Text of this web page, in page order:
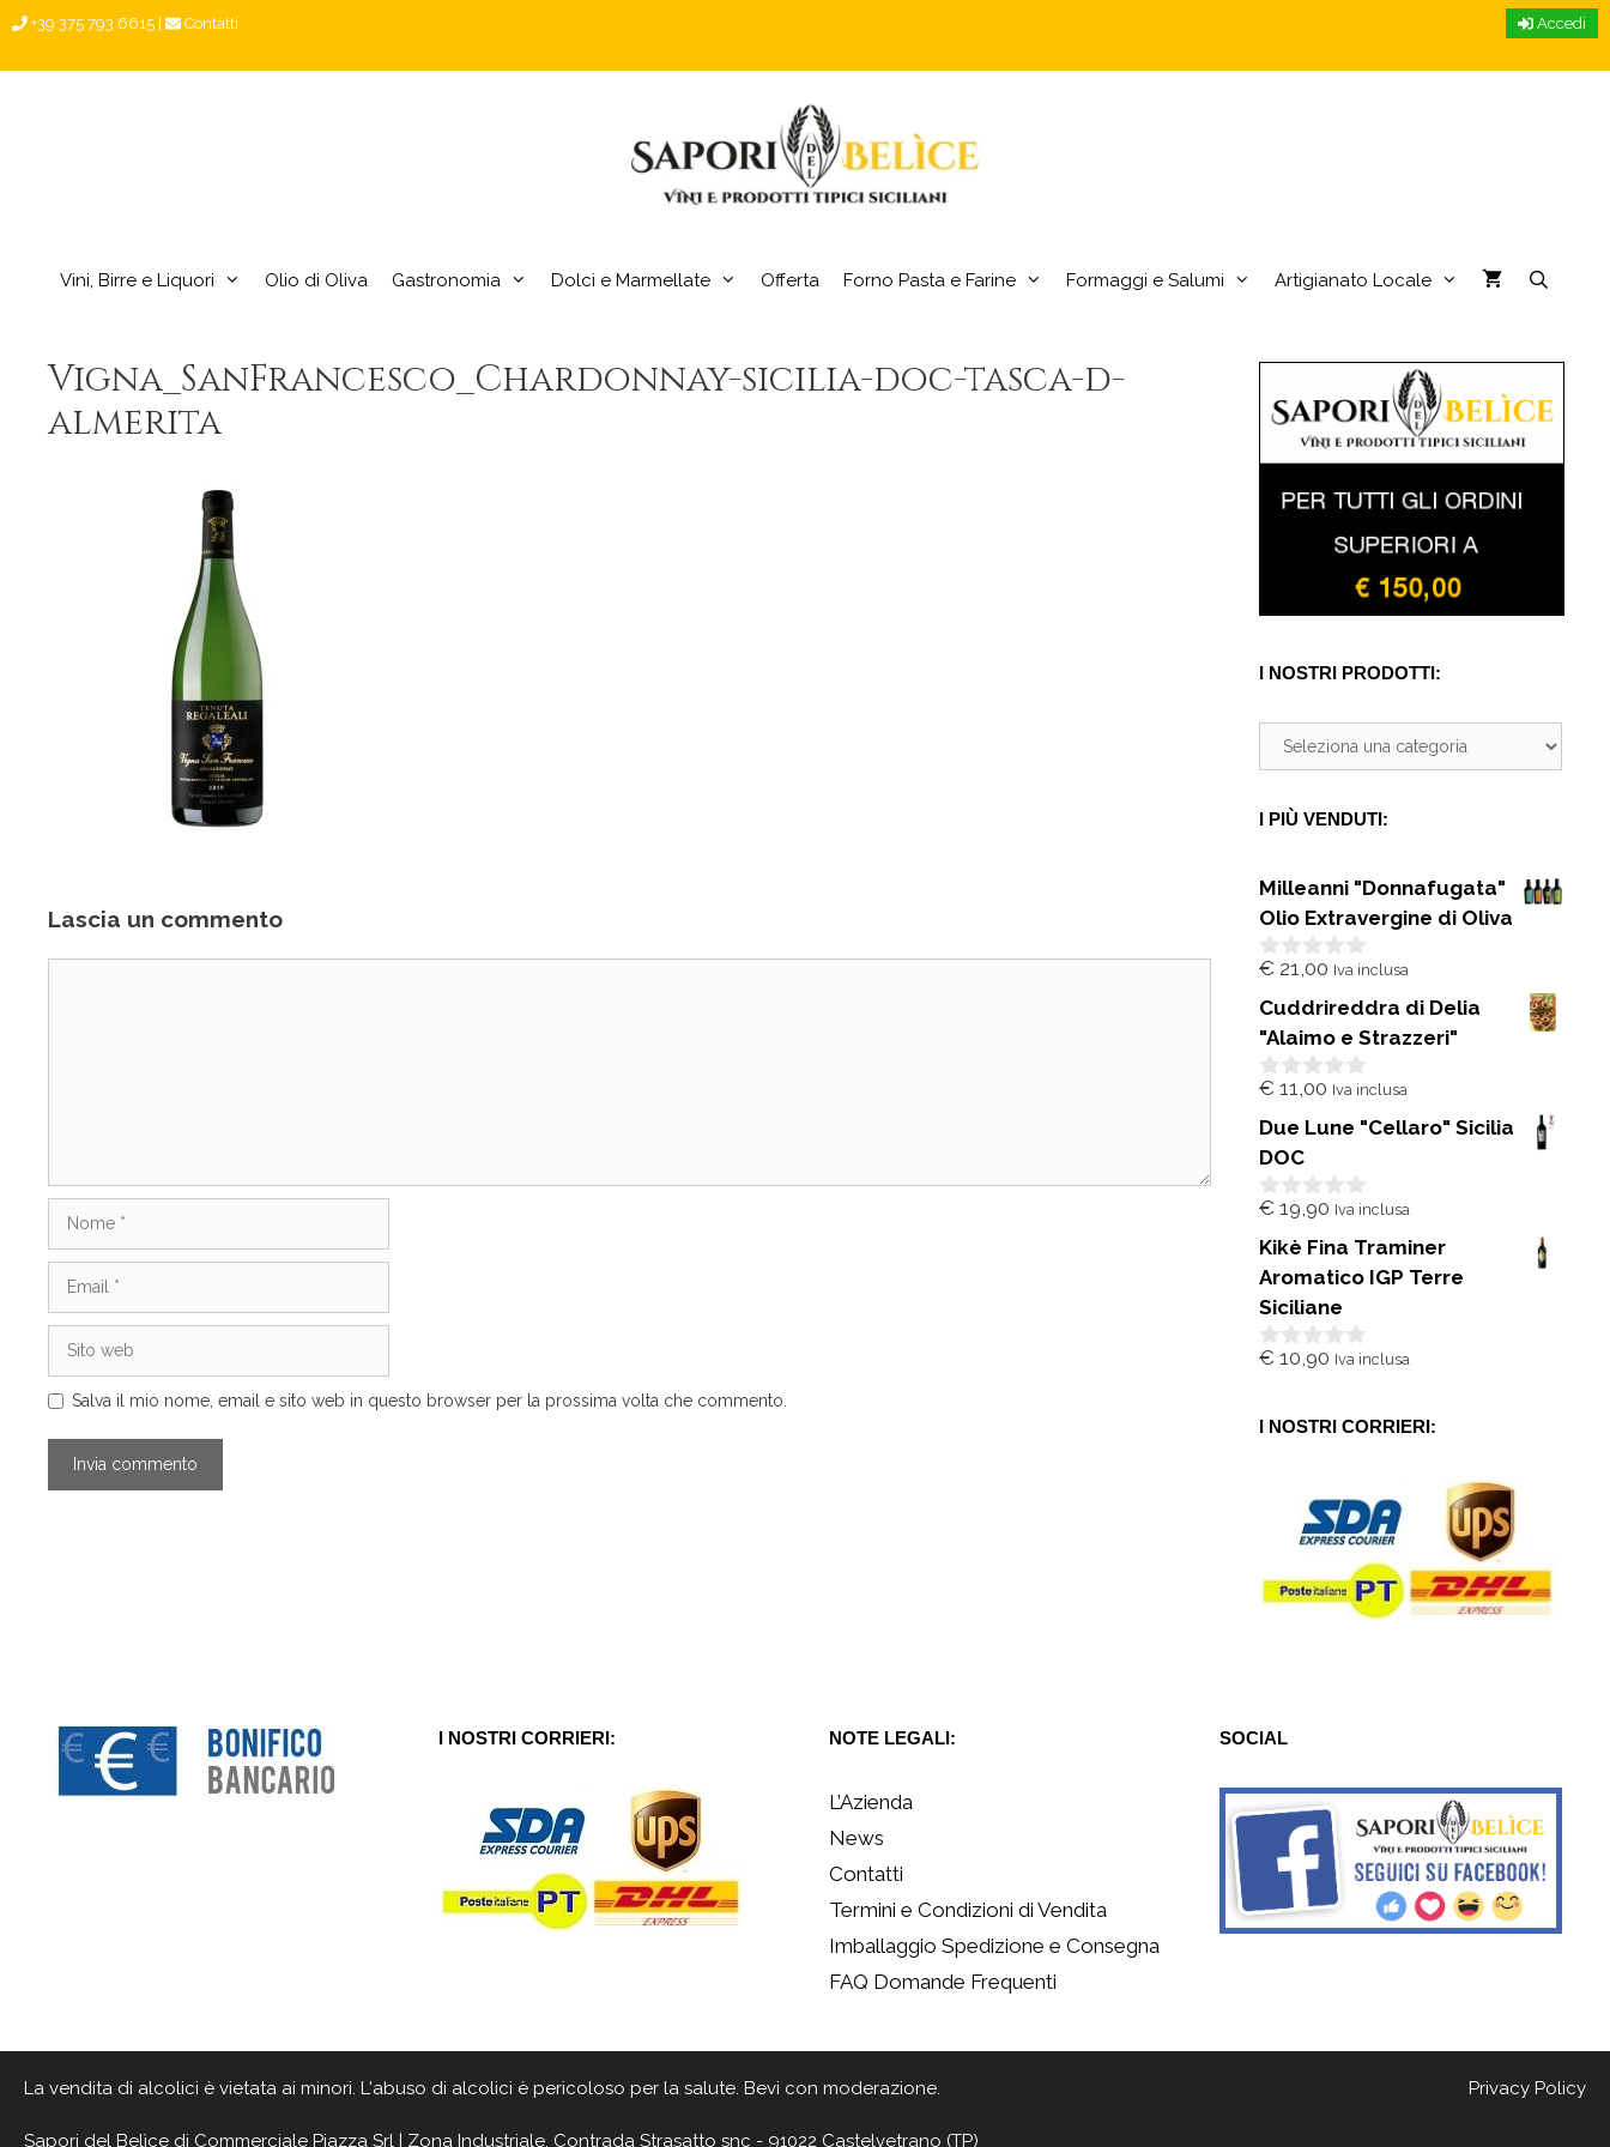
Accedi
+39 375 793 6615 Contatti
Vini, Birre e Liquori Olio di Oliva Gastronomia Dolci e Marmellate Offerta Forno Pasta e Farine Formaggi e Salumi Artigianato Locale
Vigna_SanFrancesco_Chardonnay-sicilia-doc-tasca-d-
almerita
Lascia un commento
web
Salva il mio nome, email e sito web in questo browser per la prossima volta che commento.
I NOSTRI PRODOTTI:
I PIÙ VENDUTI:
Milleanni "Donnafugata"
Olio Extravergine di Oliva
0
u
5
€ 21,00 Iva inclusa
Cuddrireddra di Delia
"Alaimo e Strazzeri"
0
u
5
€ 11,00 Iva inclusa
Due Lune "Cellaro" Sicilia
DOC
0
u
5
€ 19,90 Iva inclusa
Kikè Fina Traminer
Aromatico IGP Terre
Siciliane
0
5
€ 10,90 Iva inclusa
I NOSTRI CORRIERI:
I NOSTRI CORRIERI: NOTE LEGALI:
L’Azienda
News
Contatti
Termini e Condizioni di Vendita
Imballaggio Spedizione e Consegna
FAQ Domande Frequenti
SOCIAL
Privacy Policy
La vendita di alcolici è vietata ai minori. L'abuso di alcolici è pericoloso per la salute. Bevi con moderazione.
Sapori del Belìce di Commerciale Piazza Srl | Zona Industriale, Contrada Strasatto snc - 91022 Castelvetrano (TP)